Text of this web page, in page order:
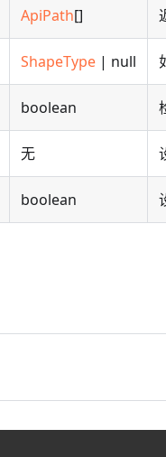
ApiPath[]
ShapeType | null
boolean
无
boolean